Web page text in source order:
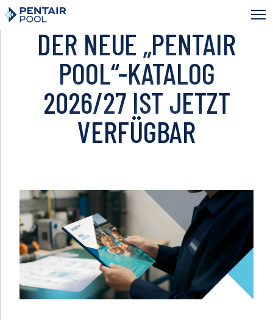
Direkt
zum
Inhalt
DER NEUE „PENTAIR
POOL“-KATALOG
2026/27 IST JETZT
VERFÜGBAR